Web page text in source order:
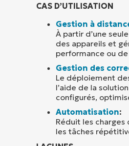
CAS D’UTILISATION
Gestion à
À partir d’une
des appareils et
performance ou
Gestion des
Le déploiement
l’aide de la
configurés,
Automatisation:
Réduit les
les tâches